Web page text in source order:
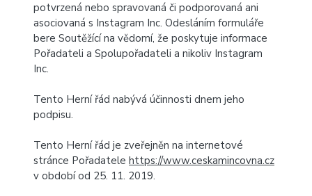
potvrzená nebo spravovaná či podporovaná ani
asociovaná s Instagram Inc. Odesláním formuláře
bere Soutěžící na vědomí, že poskytuje informace
Pořadateli a Spolupořadateli a nikoliv Instagram
Inc.
Tento Herní řád nabývá účinnosti dnem jeho
podpisu.
Tento Herní řád je zveřejněn na internetové
stránce Pořadatele https://www.ceskamincovna.cz
v období od 25. 11. 2019.